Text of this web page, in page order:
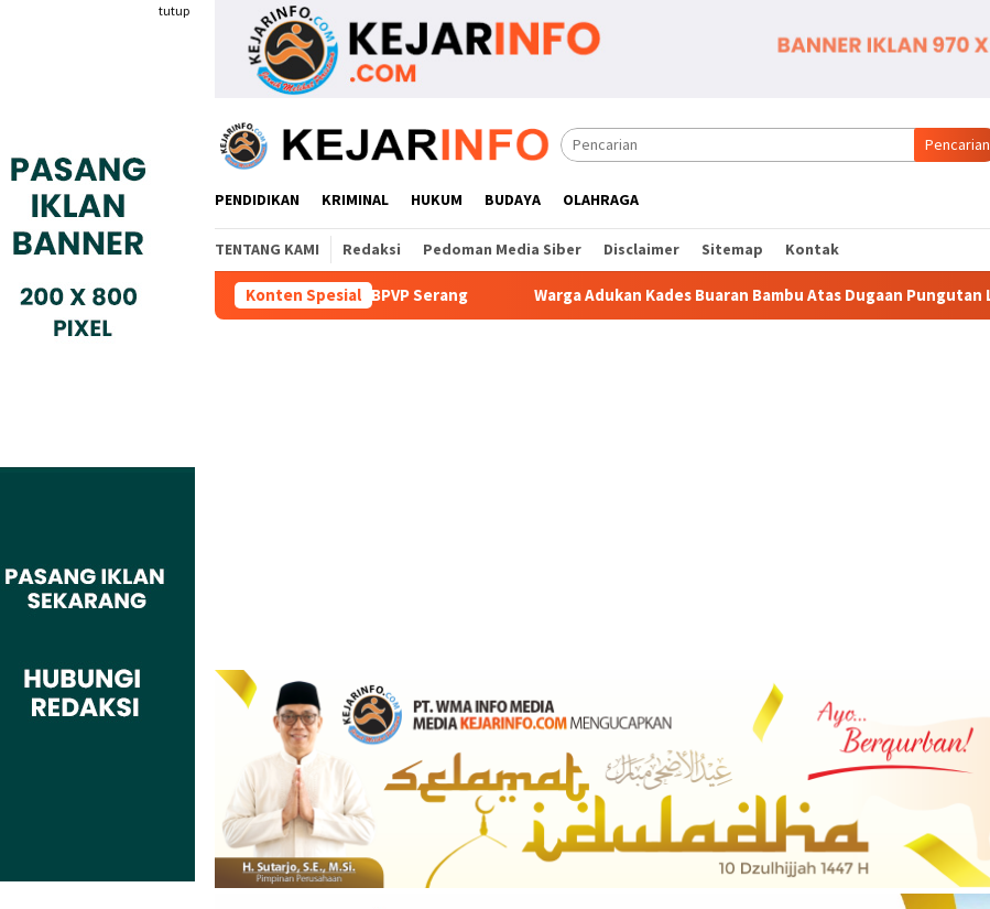
tutup
Pencarian
PENDIDIKAN KRIMINAL HUKUM BUDAYA OLAHRAGA
TENTANG KAMI Redaksi Pedoman Media Siber Disclaimer Sitemap Kontak
Konten Spesial
Teken MoU Dengan BBPVP Serang Warga Adukan Kades Buaran Bambu Atas Dugaan Pungutan Liar Pengurusan PM 1